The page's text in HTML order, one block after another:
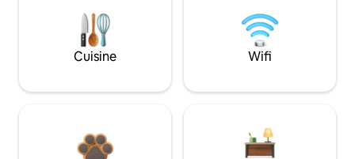
Cuisine Wifi